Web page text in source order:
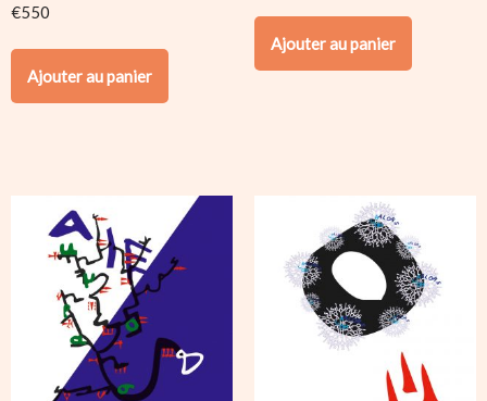
€550
Ajouter au panier
Ajouter au panier